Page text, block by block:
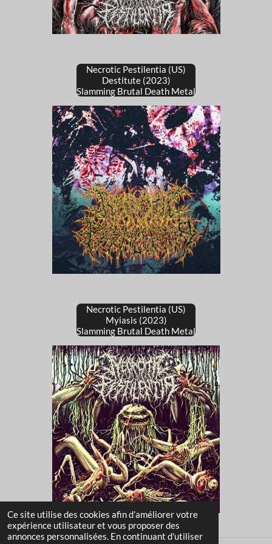
Ce site utilise des cookies afin d’améliorer votre
expérience utilisateur et vous proposer des
annonces personnalisées. En continuant d'utiliser
Necrotic Pestilentia (US)
Destitute (2023)
Slamming Brutal Death Metal
Necrotic Pestilentia (US)
Myiasis (2023)
Slamming Brutal Death Metal